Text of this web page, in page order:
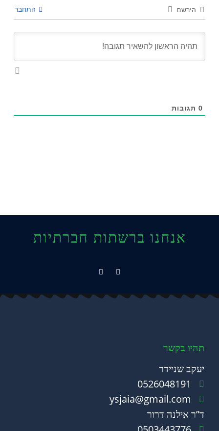
הירשם התחבר
0תגובות
אנחנו ברשתות חברתיות
תהיו בקשר
יעקב שניידר
0526048191
ysjaia@gmail.com
ד”ר אילנה דרור